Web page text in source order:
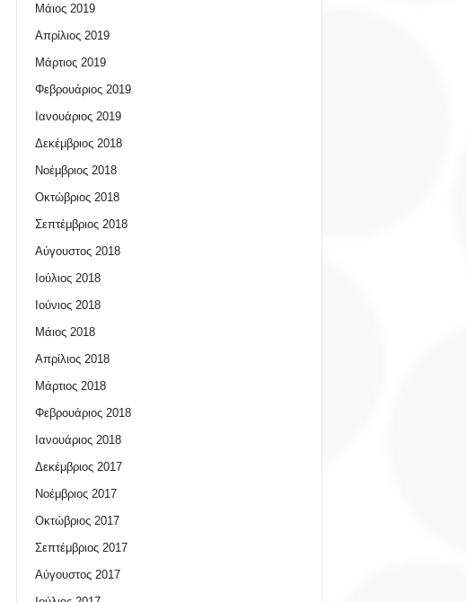
Μάιος 2019
Απρίλιος 2019
Μάρτιος 2019
Φεβρουάριος 2019
Ιανουάριος 2019
Δεκέμβριος 2018
Νοέμβριος 2018
Οκτώβριος 2018
Σεπτέμβριος 2018
Αύγουστος 2018
Ιούλιος 2018
Ιούνιος 2018
Μάιος 2018
Απρίλιος 2018
Μάρτιος 2018
Φεβρουάριος 2018
Ιανουάριος 2018
Δεκέμβριος 2017
Νοέμβριος 2017
Οκτώβριος 2017
Σεπτέμβριος 2017
Αύγουστος 2017